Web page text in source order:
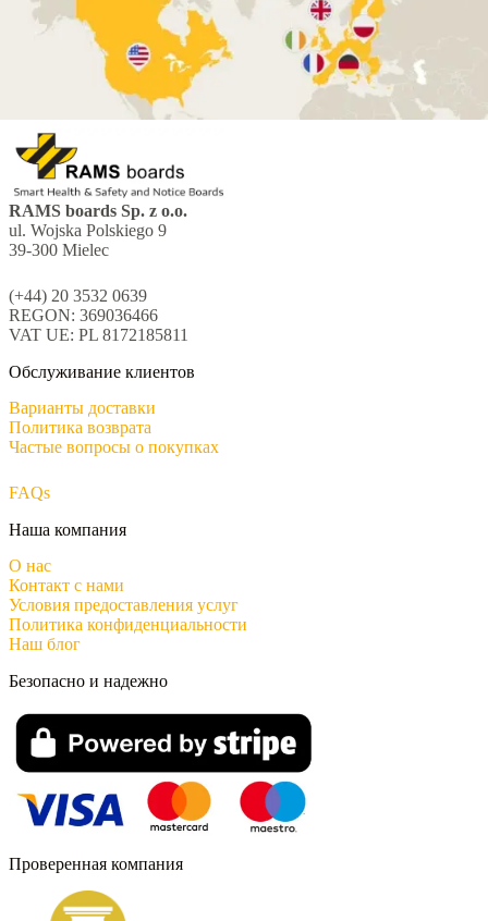
RAMS boards Sp. z o.o.
ul. Wojska Polskiego 9
39-300 Mielec
(+44) 20 3532 0639
REGON: 369036466
VAT UE: PL 8172185811
Обслуживание клиентов
Варианты доставки
Политика возврата
Частые вопросы о покупках
FAQs
Наша компания
О нас
Контакт с нами
Условия предоставления услуг
Политика конфиденциальности
Наш блог
Проверенная компания
Безопасно и надежно